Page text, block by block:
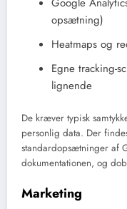
opsætning)
Heatmaps og
Egne tracking-
lignende
De kræver typisk
personlig data. Der
standardopsætninger af
dokumentationen, og
Marketing